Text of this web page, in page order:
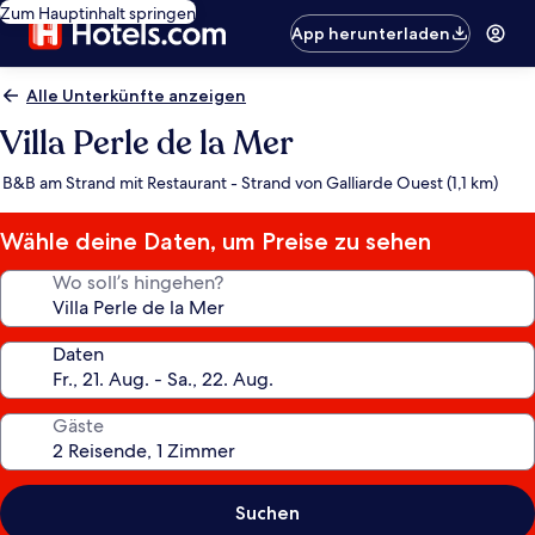
Zum Hauptinhalt springen
App herunterladen
Alle Unterkünfte anzeigen
Villa Perle de la Mer
B&B am Strand mit Restaurant - Strand von Galliarde Ouest (1,1 km)
Wähle deine Daten, um Preise zu sehen
Wo soll’s hingehen?
Daten
Gäste
Suchen